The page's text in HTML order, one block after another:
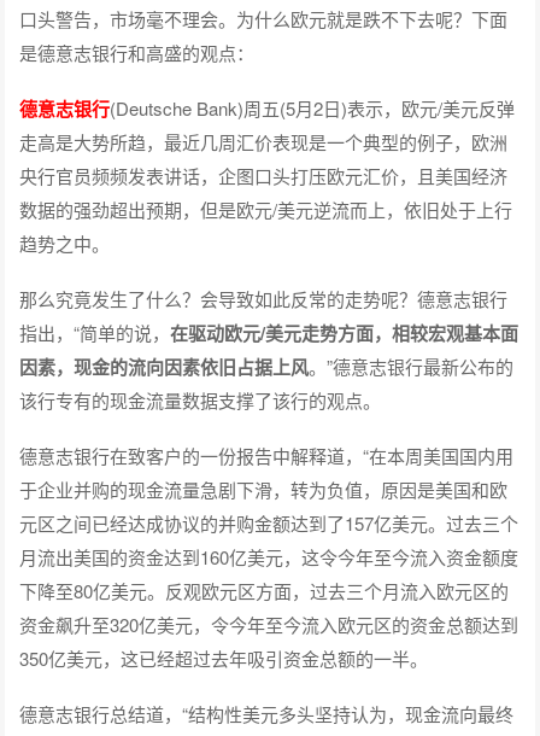
口头警告，市场毫不理会。为什么欧元就是跌不下去呢？下面
是德意志银行和高盛的观点：
德意志银行(Deutsche Bank)周五(5月2日)表示，欧元/美元反弹
走高是大势所趋，最近几周汇价表现是一个典型的例子，欧洲
央行官员频频发表讲话，企图口头打压欧元汇价，且美国经济
数据的强劲超出预期，但是欧元/美元逆流而上，依旧处于上行
趋势之中。
那么究竟发生了什么？会导致如此反常的走势呢？德意志银行
指出，“简单的说，在驱动欧元/美元走势方面，相较宏观基本面
因素，现金的流向因素依旧占据上风。”德意志银行最新公布的
该行专有的现金流量数据支撑了该行的观点。
德意志银行在致客户的一份报告中解释道，“在本周美国国内用
于企业并购的现金流量急剧下滑，转为负值，原因是美国和欧
元区之间已经达成协议的并购金额达到了157亿美元。过去三个
月流出美国的资金达到160亿美元，这令今年至今流入资金额度
下降至80亿美元。反观欧元区方面，过去三个月流入欧元区的
资金飙升至320亿美元，令今年至今流入欧元区的资金总额达到
350亿美元，这已经超过去年吸引资金总额的一半。
德意志银行总结道，“结构性美元多头坚持认为，现金流向最终